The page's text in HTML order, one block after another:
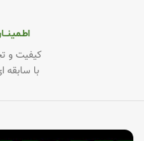
اطـمینــان
کیفیت و
با سابقه